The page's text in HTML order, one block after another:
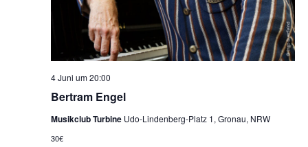
Bertram Engel
4 Juni um 20:00
Musikclub Turbine Udo-Lindenberg-Platz 1, Gronau, NRW
30€